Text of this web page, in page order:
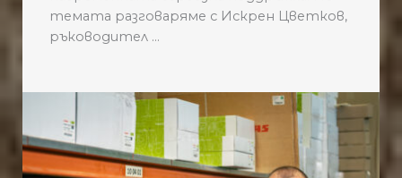
темата разговаряме с Искрен Цветков,
ръководител ...